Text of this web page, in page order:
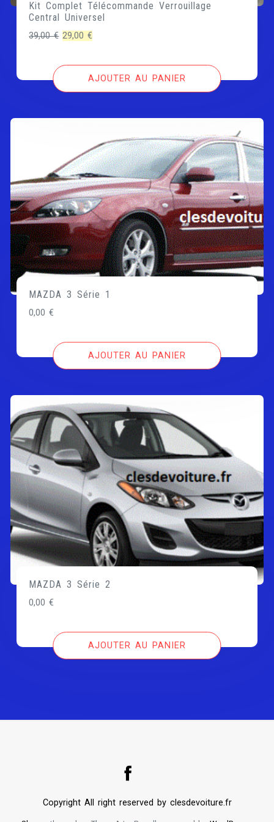
Kit Complet Télécommande Verrouillage
Central Universel
39,00€ Le
initial
29,00€
actuel
est :
AJOUTER AU PANIER
MAZDA 3 Série 1
0,00€
AJOUTER AU PANIER
MAZDA 3 Série 2
0,00€
AJOUTER AU PANIER
Copyright All right reserved by clesdevoiture.fr